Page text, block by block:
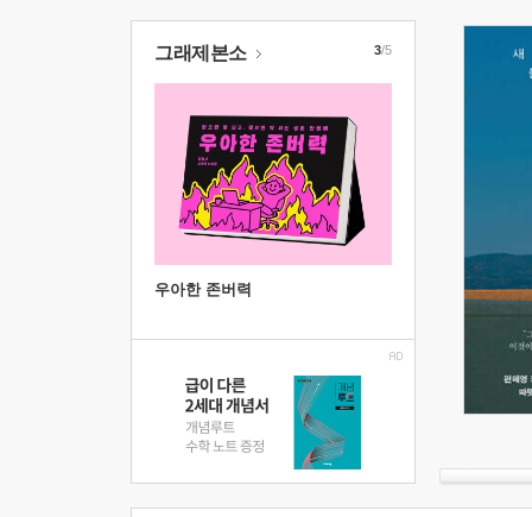
그래제본소
우아한 존버력
3/5